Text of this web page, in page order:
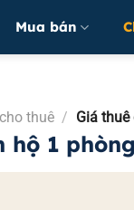
Mua bán
thuê / Giá
hộ 1